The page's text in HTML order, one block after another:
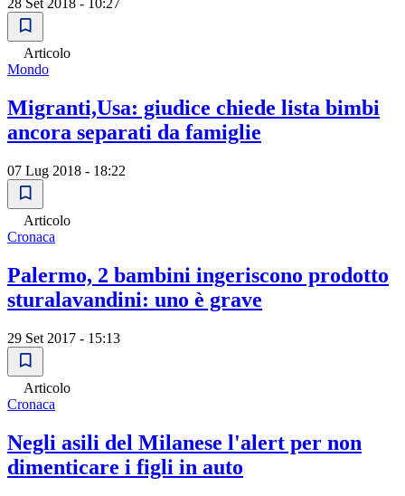
28 Set 2018 - 10:27
Articolo
Mondo
Migranti,Usa: giudice chiede lista bimbi
ancora separati da famiglie
07 Lug 2018 - 18:22
Articolo
Cronaca
Palermo, 2 bambini ingeriscono prodotto
sturalavandini: uno è grave
29 Set 2017 - 15:13
Articolo
Cronaca
Negli asili del Milanese l'alert per non
dimenticare i figli in auto